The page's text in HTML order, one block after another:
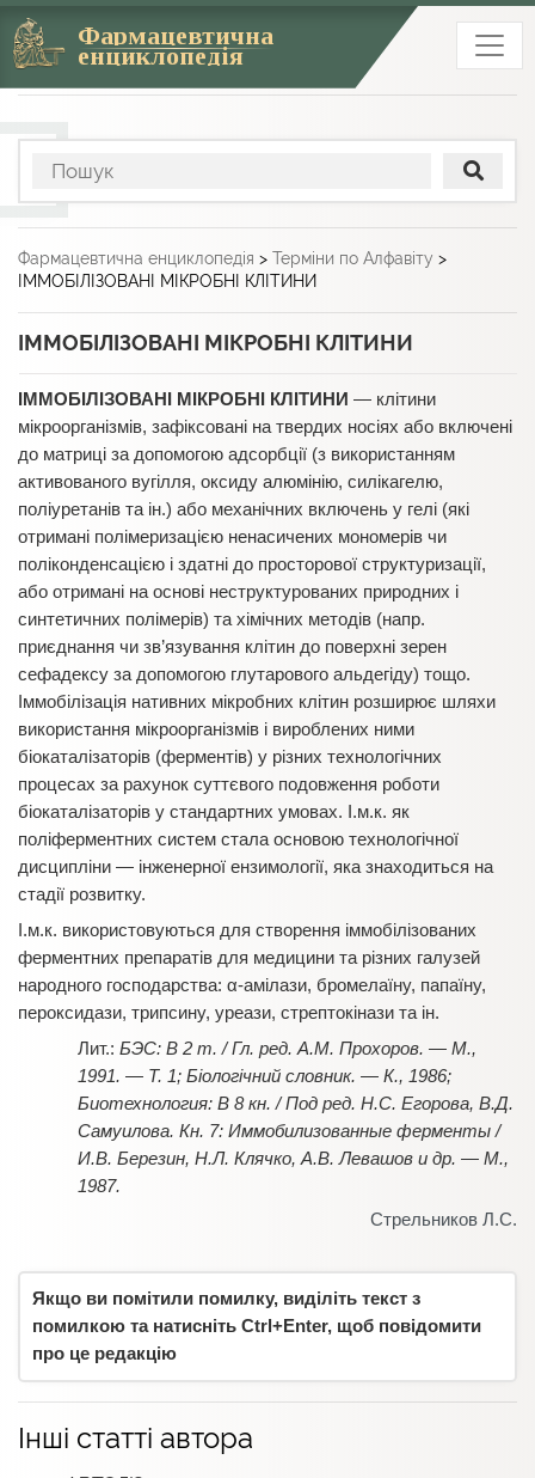
Фармацевтична
енциклопедія
Фармацевтична енциклопедія > Терміни по Алфавіту >
ІММОБІЛІЗОВАНІ МІКРОБНІ КЛІТИНИ
ІММОБІЛІЗОВАНІ МІКРОБНІ КЛІТИНИ
ІММОБІЛІЗОВАНІ МІКРОБНІ КЛІТИНИ — клітини
мікроорганізмів, зафіксовані на твердих носіях або включені
до матриці за допомогою адсорбції (з використанням
активованого вугілля, оксиду алюмінію, силікагелю,
поліуретанів та ін.) або механічних включень у гелі (які
отримані полімеризацією ненасичених мономерів чи
поліконденсацією і здатні до просторової структуризації,
або отримані на основі неструктурованих природних і
синтетичних полімерів) та хімічних методів (напр.
приєднання чи зв’язування клітин до поверхні зерен
сефадексу за допомогою глутарового альдегіду) тощо.
Іммобілізація нативних мікробних клітин розширює шляхи
використання мікроорганізмів і вироблених ними
біокаталізаторів (ферментів) у різних технологічних
процесах за рахунок суттєвого подовження роботи
біокаталізаторів у стандартних умовах. І.м.к. як
поліферментних систем стала основою технологічної
дисципліни — інженерної ензимології, яка знаходиться на
стадії розвитку.
І.м.к. використовуються для створення іммобілізованих
ферментних препаратів для медицини та різних галузей
народного господарства: α-амілази, бромелаїну, папаїну,
пероксидази, трипсину, уреази, стрептокінази та ін.
БЭС: В 2 т. / Гл. ред. А.М. Прохоров. — М.,
1991. — Т. 1; Біологічний словник. — К., 1986;
Биотехнология: В 8 кн. / Под ред. Н.С. Егорова, В.Д.
Самуилова. Кн. 7: Иммобилизованные ферменты /
И.В. Березин, Н.Л. Клячко, А.В. Левашов и др. — М.,
1987.
Стрельников Л.С.
Якщо ви помітили помилку, виділіть текст з
помилкою та натисніть Ctrl+Enter, щоб повідомити
про це редакцію
Інші статті автора